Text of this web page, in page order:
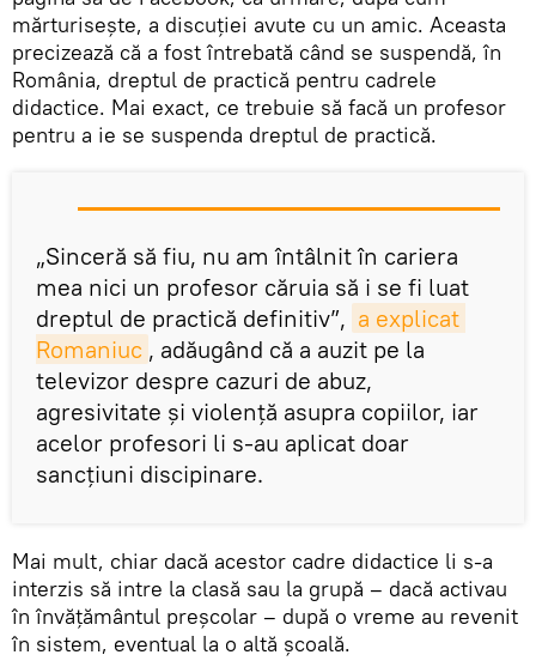
mărturiseşte, a discuţiei avute cu un amic. Aceasta
precizează că a fost întrebată când se suspendă, în
România, dreptul de practică pentru cadrele
didactice. Mai exact, ce trebuie să facă un profesor
pentru a ie se suspenda dreptul de practică.
„Sinceră să fiu, nu am întâlnit în cariera
mea nici un profesor căruia să i se fi luat
dreptul de practică definitiv”, a explicat
Romaniuc , adăugând că a auzit pe la
televizor despre cazuri de abuz,
agresivitate şi violenţă asupra copiilor, iar
acelor profesori li s-au aplicat doar
sancţiuni discipinare.
Mai mult, chiar dacă acestor cadre didactice li s-a
interzis să intre la clasă sau la grupă – dacă activau
în învăţământul preşcolar – după o vreme au revenit
în sistem, eventual la o altă şcoală.